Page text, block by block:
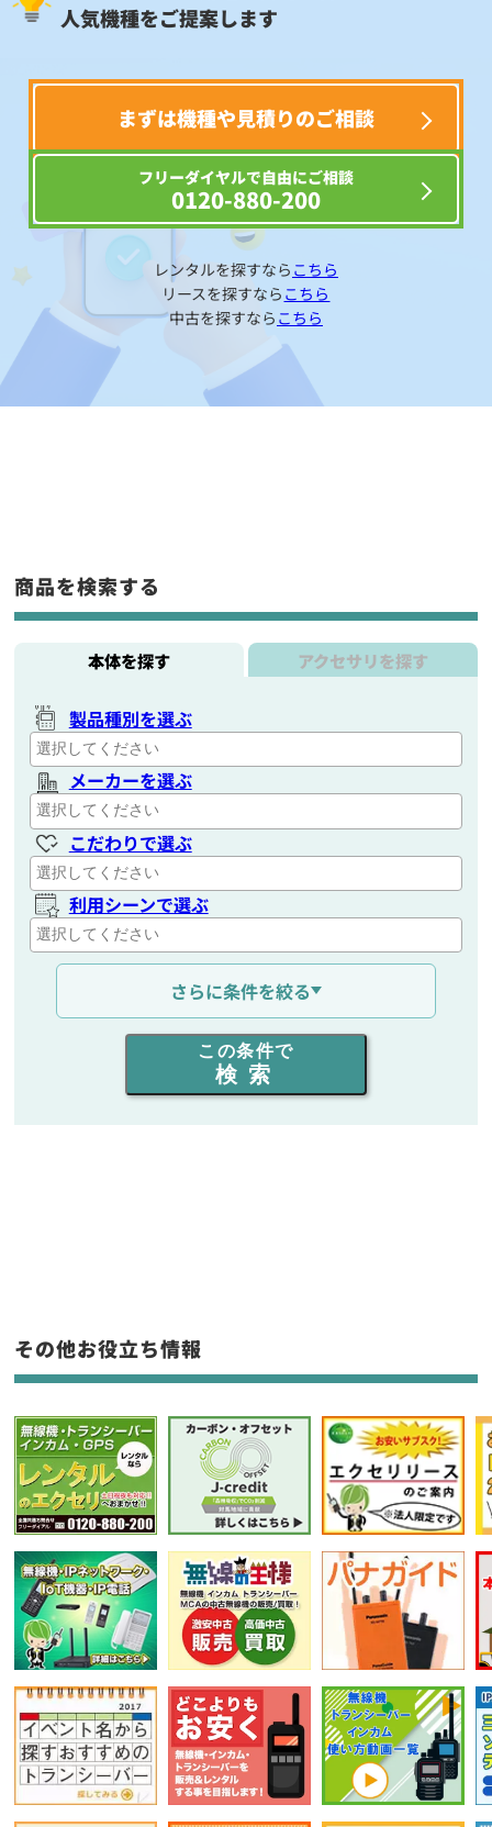
人気機種をご提案します
まずは機種や見積りのご相談
フリーダイヤルで自由にご相談
0120-880-200
レンタルを探すなら こちら
リースを探すなら こちら
中古を探すなら こちら
商品を検索する
本体を探す アクセサリを探す
製品種別を選ぶ
メーカーを選ぶ
こだわりで選ぶ
利用シーンで選ぶ
通信距離を選ぶ
出力を選ぶ
同時通話人数を選ぶ
フリーワード入力(製品名等)
選択条件をリセット
さらに条件を絞る
この条件で
検索
その他お役立ち情報